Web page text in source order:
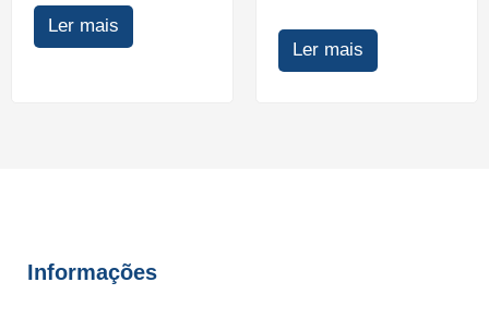
Ler mais
Ler mais
Informações